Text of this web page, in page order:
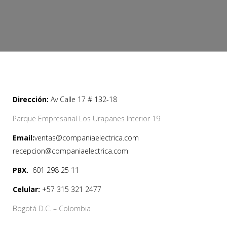
Dirección: Av Calle 17 # 132-18
Parque Empresarial Los Urapanes Interior 19
Email:ventas@companiaelectrica.com
recepcion@companiaelectrica.com
PBX. 601 298 25 11
Celular: +57 315 321 2477
Bogotá D.C. – Colombia